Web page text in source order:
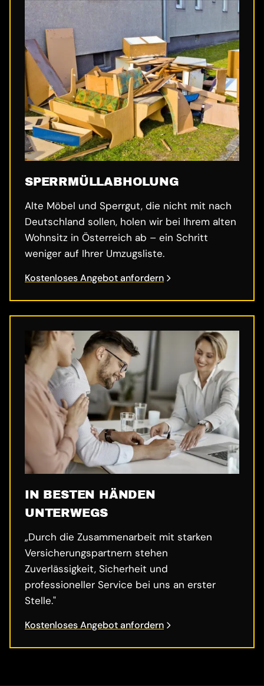
SPERRMÜLL­ABHOLUNG
Alte Möbel und Sperrgut, die nicht mit nach
Deutschland sollen, holen wir bei Ihrem alten
Wohnsitz in Österreich ab – ein Schritt
weniger auf Ihrer Umzugsliste.
Kostenloses Angebot anfordern
IN BESTEN HÄNDEN
UNTERWEGS
„Durch die Zusammenarbeit mit starken
Versicherungspartnern stehen
Zuverlässigkeit, Sicherheit und
professioneller Service bei uns an erster
Stelle."
Kostenloses Angebot anfordern